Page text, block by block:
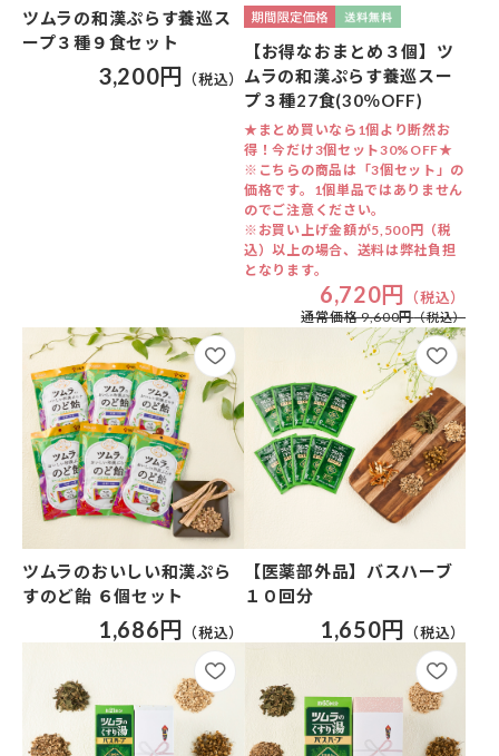
ツムラの和漢ぷらす養巡ス
ープ３種９食セット
3,200円
【お得なおまとめ３個】ツ
ムラの和漢ぷらす養巡スー
プ３種27食(30％OFF)
★まとめ買いなら1個より断然お
得！今だけ3個セット30%OFF★
※こちらの商品は「3個セット」の
価格です。1個単品ではありません
のでご注意ください。
※お買い上げ金額が5,500円（税
込）以上の場合、送料は弊社負担
となります。
6,720円
通常価格 9,600円
ツムラのおいしい和漢ぷら
すのど飴 ６個セット
1,686円
【医薬部外品】バスハーブ
１０回分
1,650円